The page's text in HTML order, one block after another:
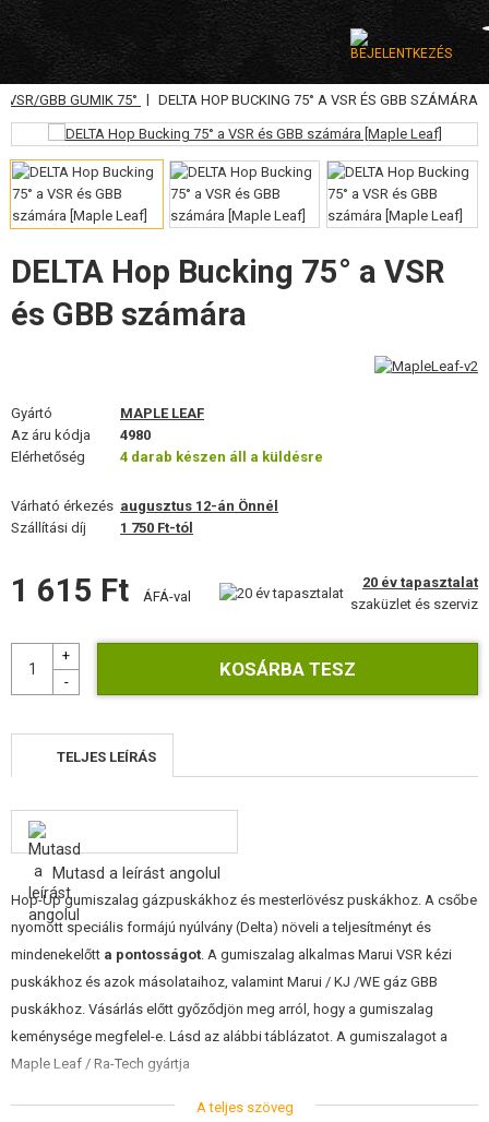
KATEGÓRIA
AIRSOFT FEGYVEREK
LÉGFEGYVEREK, CSÚZLIK
LÖVEDÉK, GÁZ
SZEMÜVEGEK, MASZKOK
FELSZERELÉS, EGYENRUHA, TOKOK
RÁDIÓS, FEJHALLGATÓ, KAMERÁK
KIEGÉSZÍTŐK, HORDSZÍJAK
PÓTALKATRÉSZEK FEGYVEREKHEZ
FEGYVER JAVÍTÁS ÉS KARBANTARTÁS
CÉLOK, LŐLAP
OUTDOOR, BUSHCRAFT
ÉPÍTŐKÉSZLETEK, MODELLEK
REKLÁM TÁRGYAK
VSR/GBB GUMIK 75° | DELTA HOP BUCKING 75° A VSR ÉS GBB SZÁMÁRA
DELTA Hop Bucking 75° a VSR
és GBB számára
Gyártó
MAPLE LEAF
Az áru kódja
4980
Elérhetőség
4 darab készen áll a küldésre
Várható érkezés augusztus 12-án Önnél
Szállítási díj
1 750 Ft-tól
1 615 Ft ÁFÁ-val
20 év tapasztalat
szaküzlet és szerviz
TELJES LEÍRÁS
Mutasd a leírást angolul
Hop-Up gumiszalag gázpuskákhoz és mesterlövész puskákhoz. A csőbe
nyomott speciális formájú nyúlvány (Delta) növeli a teljesítményt és
mindenekelőtt a pontosságot. A gumiszalag alkalmas Marui VSR kézi
puskákhoz és azok másolataihoz, valamint Marui / KJ /WE gáz GBB
puskákhoz. Vásárlás előtt győződjön meg arról, hogy a gumiszalag
keménysége megfelel-e. Lásd az alábbi táblázatot. A gumiszalagot a
Maple Leaf / Ra-Tech gyártja
50° 110 m/s (360 FPS) alatti torkolati sebességű fegyverek esetén
A teljes szöveg